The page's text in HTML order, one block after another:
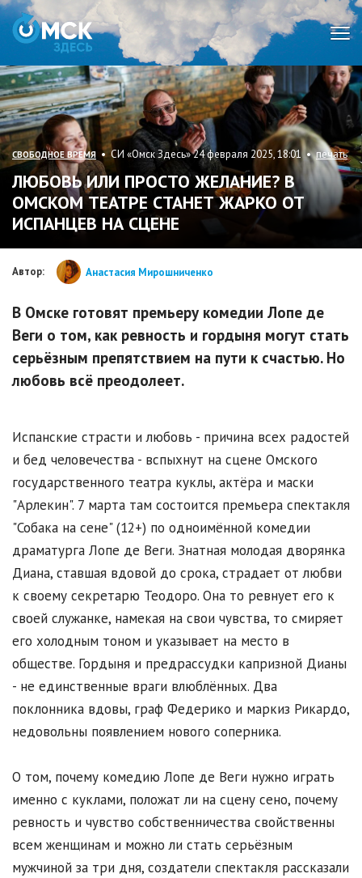
СВОБОДНОЕ ВРЕМЯ • СИ «Омск Здесь» 24 февраля 2025, 18:01 •печать
ЛЮБОВЬ ИЛИ ПРОСТО ЖЕЛАНИЕ? В
ОМСКОМ ТЕАТРЕ СТАНЕТ ЖАРКО ОТ
ИСПАНЦЕВ НА СЦЕНЕ
Автор: Анастасия Мирошниченко
В Омске готовят премьеру комедии Лопе де
Веги о том, как ревность и гордыня могут стать
серьёзным препятствием на пути к счастью. Но
любовь всё преодолеет.
Испанские страсти и любовь - причина всех радостей
и бед человечества - вспыхнут на сцене Омского
государственного театра куклы, актёра и маски
"Арлекин". 7 марта там состоится премьера спектакля
"Собака на сене" (12+) по одноимённой комедии
драматурга Лопе де Веги. Знатная молодая дворянка
Диана, ставшая вдовой до срока, страдает от любви
к своему секретарю Теодоро. Она то ревнует его к
своей служанке, намекая на свои чувства, то смиряет
его холодным тоном и указывает на место в
обществе. Гордыня и предрассудки капризной Дианы
- не единственные враги влюблённых. Два
поклонника вдовы, граф Федерико и маркиз Рикардо,
недовольны появлением нового соперника.
О том, почему комедию Лопе де Веги нужно играть
именно с куклами, положат ли на сцену сено, почему
ревность и чувство собственничества свойственны
всем женщинам и можно ли стать серьёзным
мужчиной за три дня, создатели спектакля рассказали